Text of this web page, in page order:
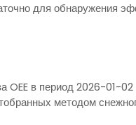
для обнаружения
OEE в период 2026-01-
методом